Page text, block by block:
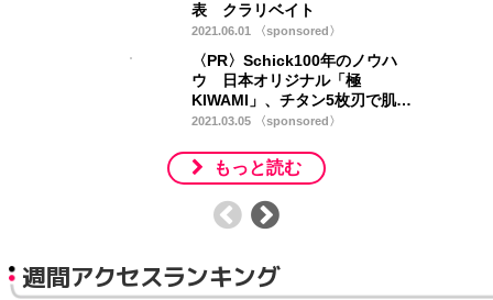
表 クラリベイト
2021.06.01 〈sponsored〉
〈PR〉Schick100年のノウハ
ウ 日本オリジナル「極
KIWAMI」、チタン5枚刃で肌に
優しく
2021.03.05 〈sponsored〉
もっと読む
週間アクセスランキング